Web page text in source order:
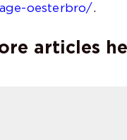
oesterbro/.
articles